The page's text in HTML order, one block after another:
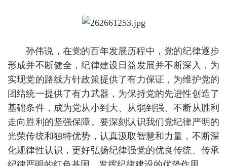
孙伟说，在党的百年发展历程中，党的纪律逐步
形成并不断健全，纪律建设日益发展并不断深入，为
实现党的路线方针政策提供了有力保证，为维护党的
团结统一提供了有力武器，为保持党的先进性创造了
基础条件，成为党从小到大、从弱到强、不断从胜利
走向胜利的坚强保障。要深刻认识我们党纪律严明的
光荣传统和独特优势，认真汲取智慧和力量，不断深
化规律性认识，更好弘扬纪律强党的优良传统、传承